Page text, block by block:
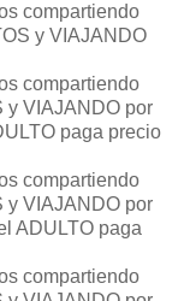
compartiendo
y VIAJANDO
compartiendo
y VIAJANDO por
paga precio
compartiendo
y VIAJANDO por
ADULTO paga
compartiendo